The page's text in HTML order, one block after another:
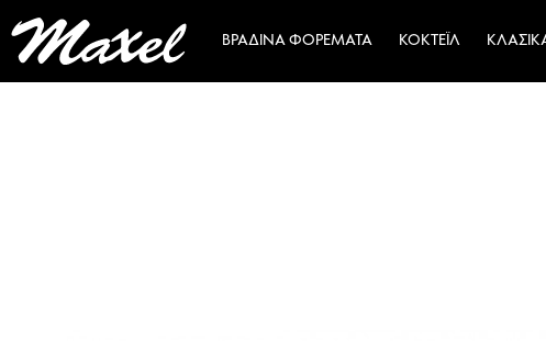
ΒΡΑΔΙΝΆ ΦΟΡΈΜΑΤΑ ΚΟΚΤΈΙΛ